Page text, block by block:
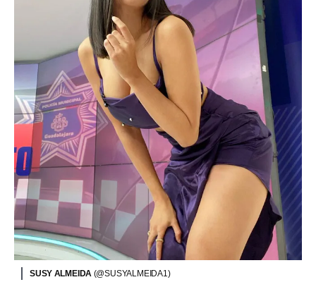
SUSY ALMEIDA (@SUSYALMEIDA1)